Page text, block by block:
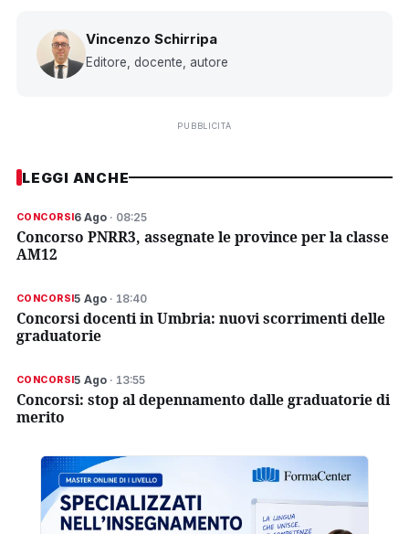
Vincenzo Schirripa
Editore, docente, autore
PUBBLICITÀ
LEGGI ANCHE
CONCORSI6 Ago · 08:25
Concorso PNRR3, assegnate le province per la classe
AM12
CONCORSI5 Ago · 18:40
Concorsi docenti in Umbria: nuovi scorrimenti delle
graduatorie
CONCORSI5 Ago · 13:55
Concorsi: stop al depennamento dalle graduatorie di
merito